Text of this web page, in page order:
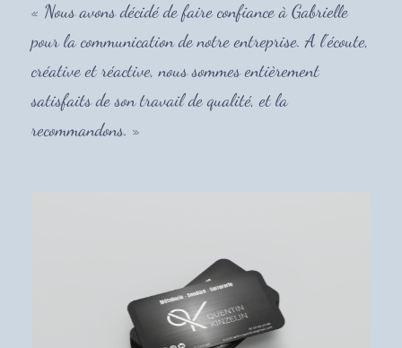
« Nous avons décidé de faire confiance à Gabrielle
pour la communication de notre entreprise. A l’écoute,
créative et réactive, nous sommes entièrement
satisfaits de son travail de qualité, et la
recommandons. »